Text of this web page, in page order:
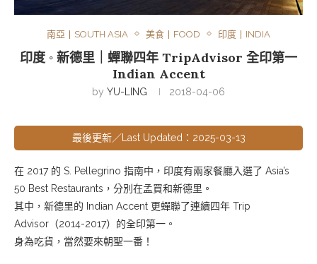
南亞丨SOUTH ASIA 美食丨FOOD 印度丨INDIA
印度 ◦ 新德里｜蟬聯四年 TripAdvisor 全印第一
Indian Accent
by YU-LING 2018-04-06
最後更新／Last Updated：2025-03-13
在 2017 的 S. Pellegrino 指南中，印度有兩家餐廳入選了 Asia’s
50 Best Restaurants，分別在孟買和新德里。
其中，新德里的 Indian Accent 更蟬聯了連續四年 Trip
Advisor（2014-2017）的全印第一。
身為吃貨，當然要來朝聖一番！